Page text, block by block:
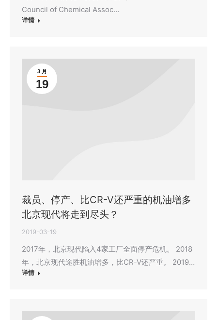
Council of Chemical Assoc…
详情
3 月
19
裁员、停产、比CR-V还严重的机油增多
北京现代将走到尽头？
2019-03-19
2017年，北京现代陷入4家工厂全面停产危机。 2018
年，北京现代途胜机油增多，比CR-V还严重。 2019…
详情